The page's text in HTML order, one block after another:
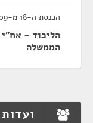
הכנסת ה-18 מ-24/02/2009 עד 05/02/2013
הליכוד - אח"י
הממשלה
ועדות